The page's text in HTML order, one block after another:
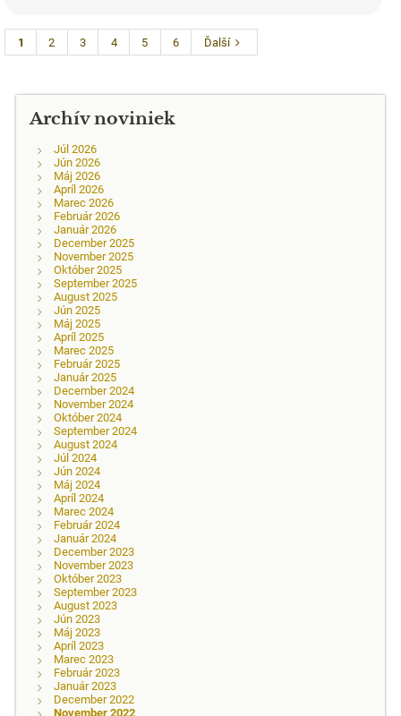
1 2 3 4 5 6 Ďalší
Archív noviniek
Júl 2026
Jún 2026
Máj 2026
Apríl 2026
Marec 2026
Február 2026
Január 2026
December 2025
November 2025
Október 2025
September 2025
August 2025
Jún 2025
Máj 2025
Apríl 2025
Marec 2025
Február 2025
Január 2025
December 2024
November 2024
Október 2024
September 2024
August 2024
Júl 2024
Jún 2024
Máj 2024
Apríl 2024
Marec 2024
Február 2024
Január 2024
December 2023
November 2023
Október 2023
September 2023
August 2023
Jún 2023
Máj 2023
Apríl 2023
Marec 2023
Február 2023
Január 2023
December 2022
November 2022